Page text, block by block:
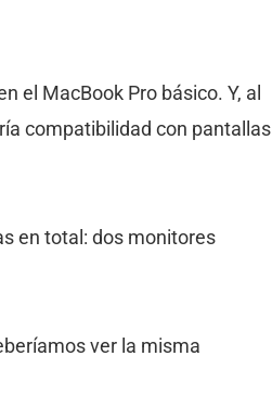
el MacBook Pro básico. Y, al
compatibilidad con pantallas
en total: dos monitores
ver la misma